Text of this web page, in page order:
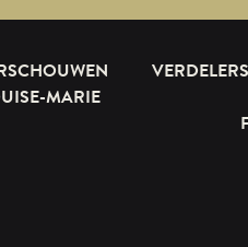
MARIE
VERDELERS